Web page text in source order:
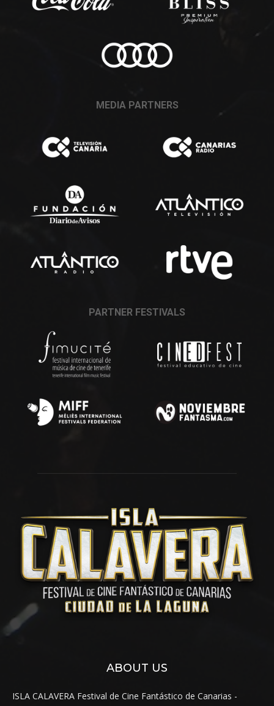
MEDIA PARTNERS
PARTNER FESTIVALS
ABOUT US
ISLA CALAVERA Festival de Cine Fantástico de Canarias -